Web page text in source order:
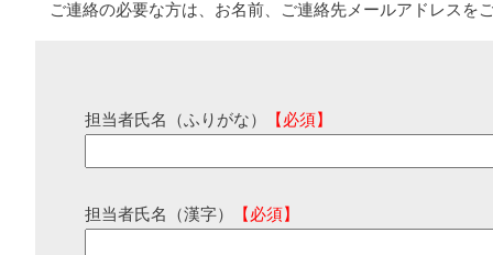
ご連絡の必要な方は、お名前、ご連絡先メールアドレスを
担当者氏名（ふりがな） 【必須】
担当者氏名（漢字） 【必須】